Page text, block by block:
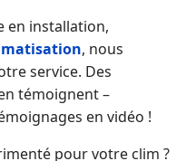
en installation,
, nous
service. Des
témoignent –
en vidéo !
pour votre clim ?